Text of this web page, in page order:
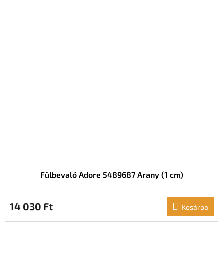
Fülbevaló Adore 5489687 Arany (1 cm)
14 030 Ft Kosárba